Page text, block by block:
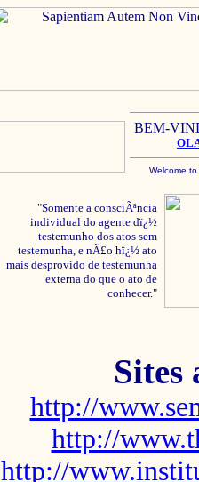
BEM-
Welcome
"Somente a consciÃªncia
individual do agente dï¿½
testemunho dos atos sem
testemunha, e nÃ£o hï¿½ ato
mais desprovido de testemunha
externa do que o ato de
conhecer."
Sites
http://
http://
http://